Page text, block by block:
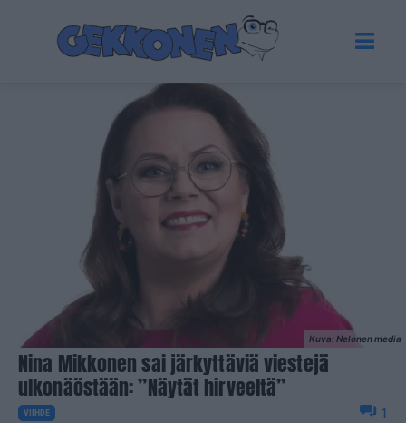
Kuva: Nelonen media
Nina Mikkonen sai järkyttäviä viestejä
ulkonäöstään: ”Näytät hirveeltä”
VIIHDE 1